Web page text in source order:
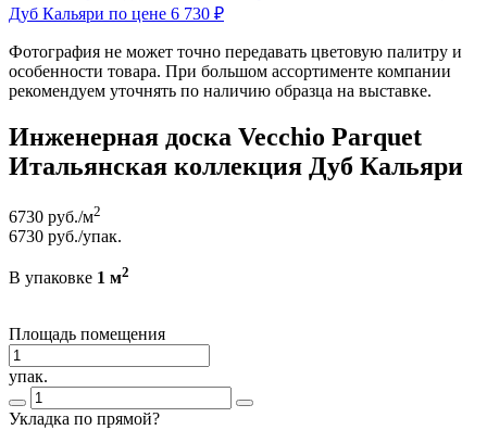
Фотография не может точно передавать цветовую палитру и
особенности товара. При большом ассортименте компании
рекомендуем уточнять по наличию образца на выставке.
Инженерная доска Vecchio Parquet
Итальянская коллекция Дуб Кальяри
6730 руб./м2
6730 руб./упак.
В упаковке 1 м2
Площадь помещения
упак.
Укладка по прямой?